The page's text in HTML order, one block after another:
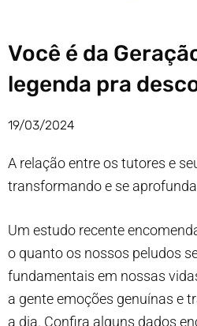
Você é da
legenda pra
19/03/2024
A relação entre os tutores e
transformando e se
Um estudo recente
o quanto os nossos peludos
fundamentais em nossas
a gente emoções genuínas e
a dia. Confira alguns dados